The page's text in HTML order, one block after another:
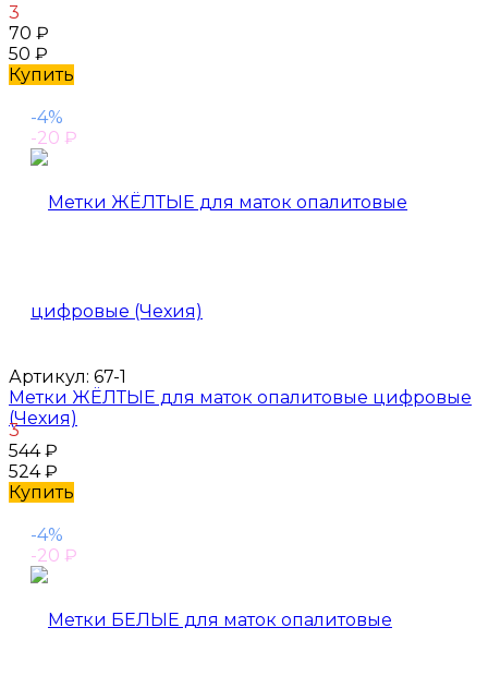
3
70 ₽
50 ₽
Купить
-4%
-20 ₽
Артикул: 67-1
Метки ЖЁЛТЫЕ для маток опалитовые цифровые
(Чехия)
3
544₽
524₽
Купить
-4%
-20 ₽